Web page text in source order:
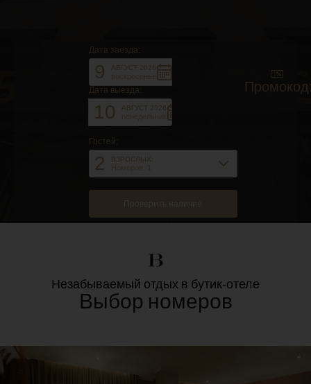
Дата заезда:
9 АВГУСТ 2026
Дата выезда:
10 АВГУСТ 2026
Гостей:
2 ВЗРОСЛЫХ:
Незабываемый отдых в бутик-отеле
Выбор номеров